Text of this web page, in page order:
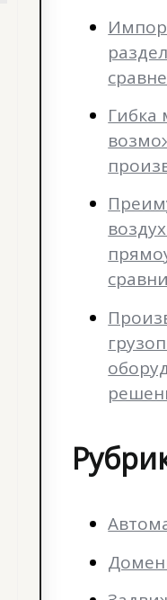
Гибка